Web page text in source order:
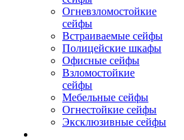
Огневзломостойкие
сейфы
Встраиваемые сейфы
Полицейские шкафы
Офисные сейфы
Взломостойкие
сейфы
Мебельные сейфы
Огнестойкие сейфы
Эксклюзивные сейфы